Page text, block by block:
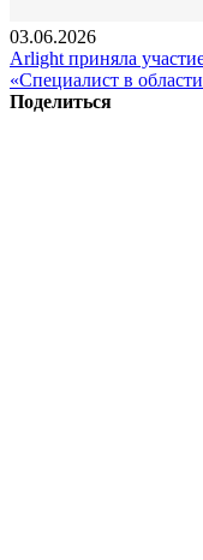
03.06.2026
Arlight приняла
«Специалист в
Поделиться